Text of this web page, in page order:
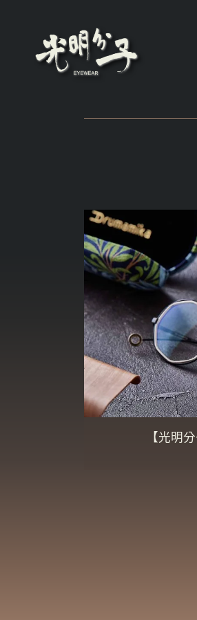
【光明